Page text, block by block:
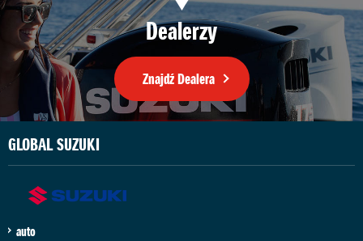
Dealerzy
Znajdź Dealera
GLOBAL SUZUKI
auto